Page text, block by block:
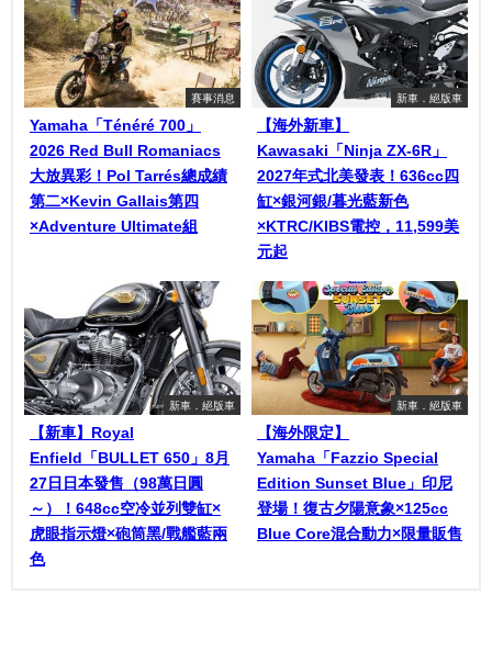
賽事消息
Yamaha「Ténéré 700」
2026 Red Bull Romaniacs
大放異彩！Pol Tarrés總成績
第二×Kevin Gallais第四
×Adventure Ultimate組
新車．絕版車
【海外新車】
Kawasaki「Ninja ZX-6R」
2027年式北美發表！636cc四
缸×銀河銀/暮光藍新色
×KTRC/KIBS電控，11,599美
元起
新車．絕版車
【新車】Royal
Enfield「BULLET 650」8月
27日日本發售（98萬日圓
～）！648cc空冷並列雙缸×
虎眼指示燈×砲筒黑/戰艦藍兩
色
新車．絕版車
【海外限定】
Yamaha「Fazzio Special
Edition Sunset Blue」印尼
登場！復古夕陽意象×125cc
Blue Core混合動力×限量販售